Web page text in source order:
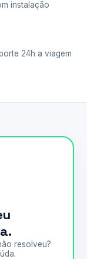
instalação
24h a viagem
resolveu?